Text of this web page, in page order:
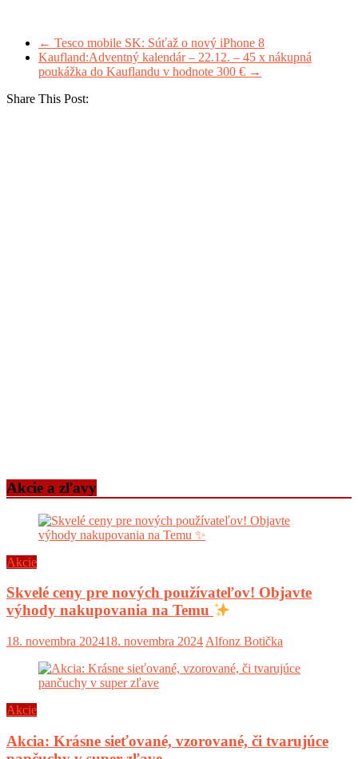
← Tesco mobile SK: Súťaž o nový iPhone 8
Kaufland:Adventný kalendár – 22.12. – 45 x nákupná
poukážka do Kauflandu v hodnote 300 € →
Share This Post:
Akcie a zľavy
Akcie
Skvelé ceny pre nových používateľov! Objavte
výhody nakupovania na Temu
18. novembra 202418. novembra 2024 Alfonz Botička
Akcie
Akcia: Krásne sieťované, vzorované, či tvarujúce